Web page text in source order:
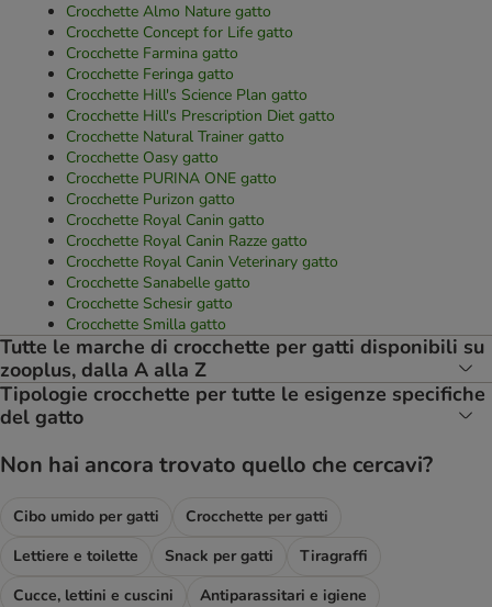
Crocchette Almo Nature gatto
Crocchette Concept for Life gatto
Crocchette Farmina gatto
Crocchette Feringa gatto
Crocchette Hill's Science Plan gatto
Crocchette Hill's Prescription Diet gatto
Crocchette Natural Trainer gatto
Crocchette Oasy gatto
Crocchette PURINA ONE gatto
Crocchette Purizon gatto
Crocchette Royal Canin gatto
Crocchette Royal Canin Razze gatto
Crocchette Royal Canin Veterinary gatto
Crocchette Sanabelle gatto
Crocchette Schesir gatto
Crocchette Smilla gatto
Tutte le marche di crocchette per gatti disponibili su
zooplus, dalla A alla Z
Tipologie crocchette per tutte le esigenze specifiche
del gatto
Non hai ancora trovato quello che cercavi?
Cibo umido per gatti
Crocchette per gatti
Lettiere e toilette
Snack per gatti
Tiragraffi
Cucce, lettini e cuscini
Antiparassitari e igiene